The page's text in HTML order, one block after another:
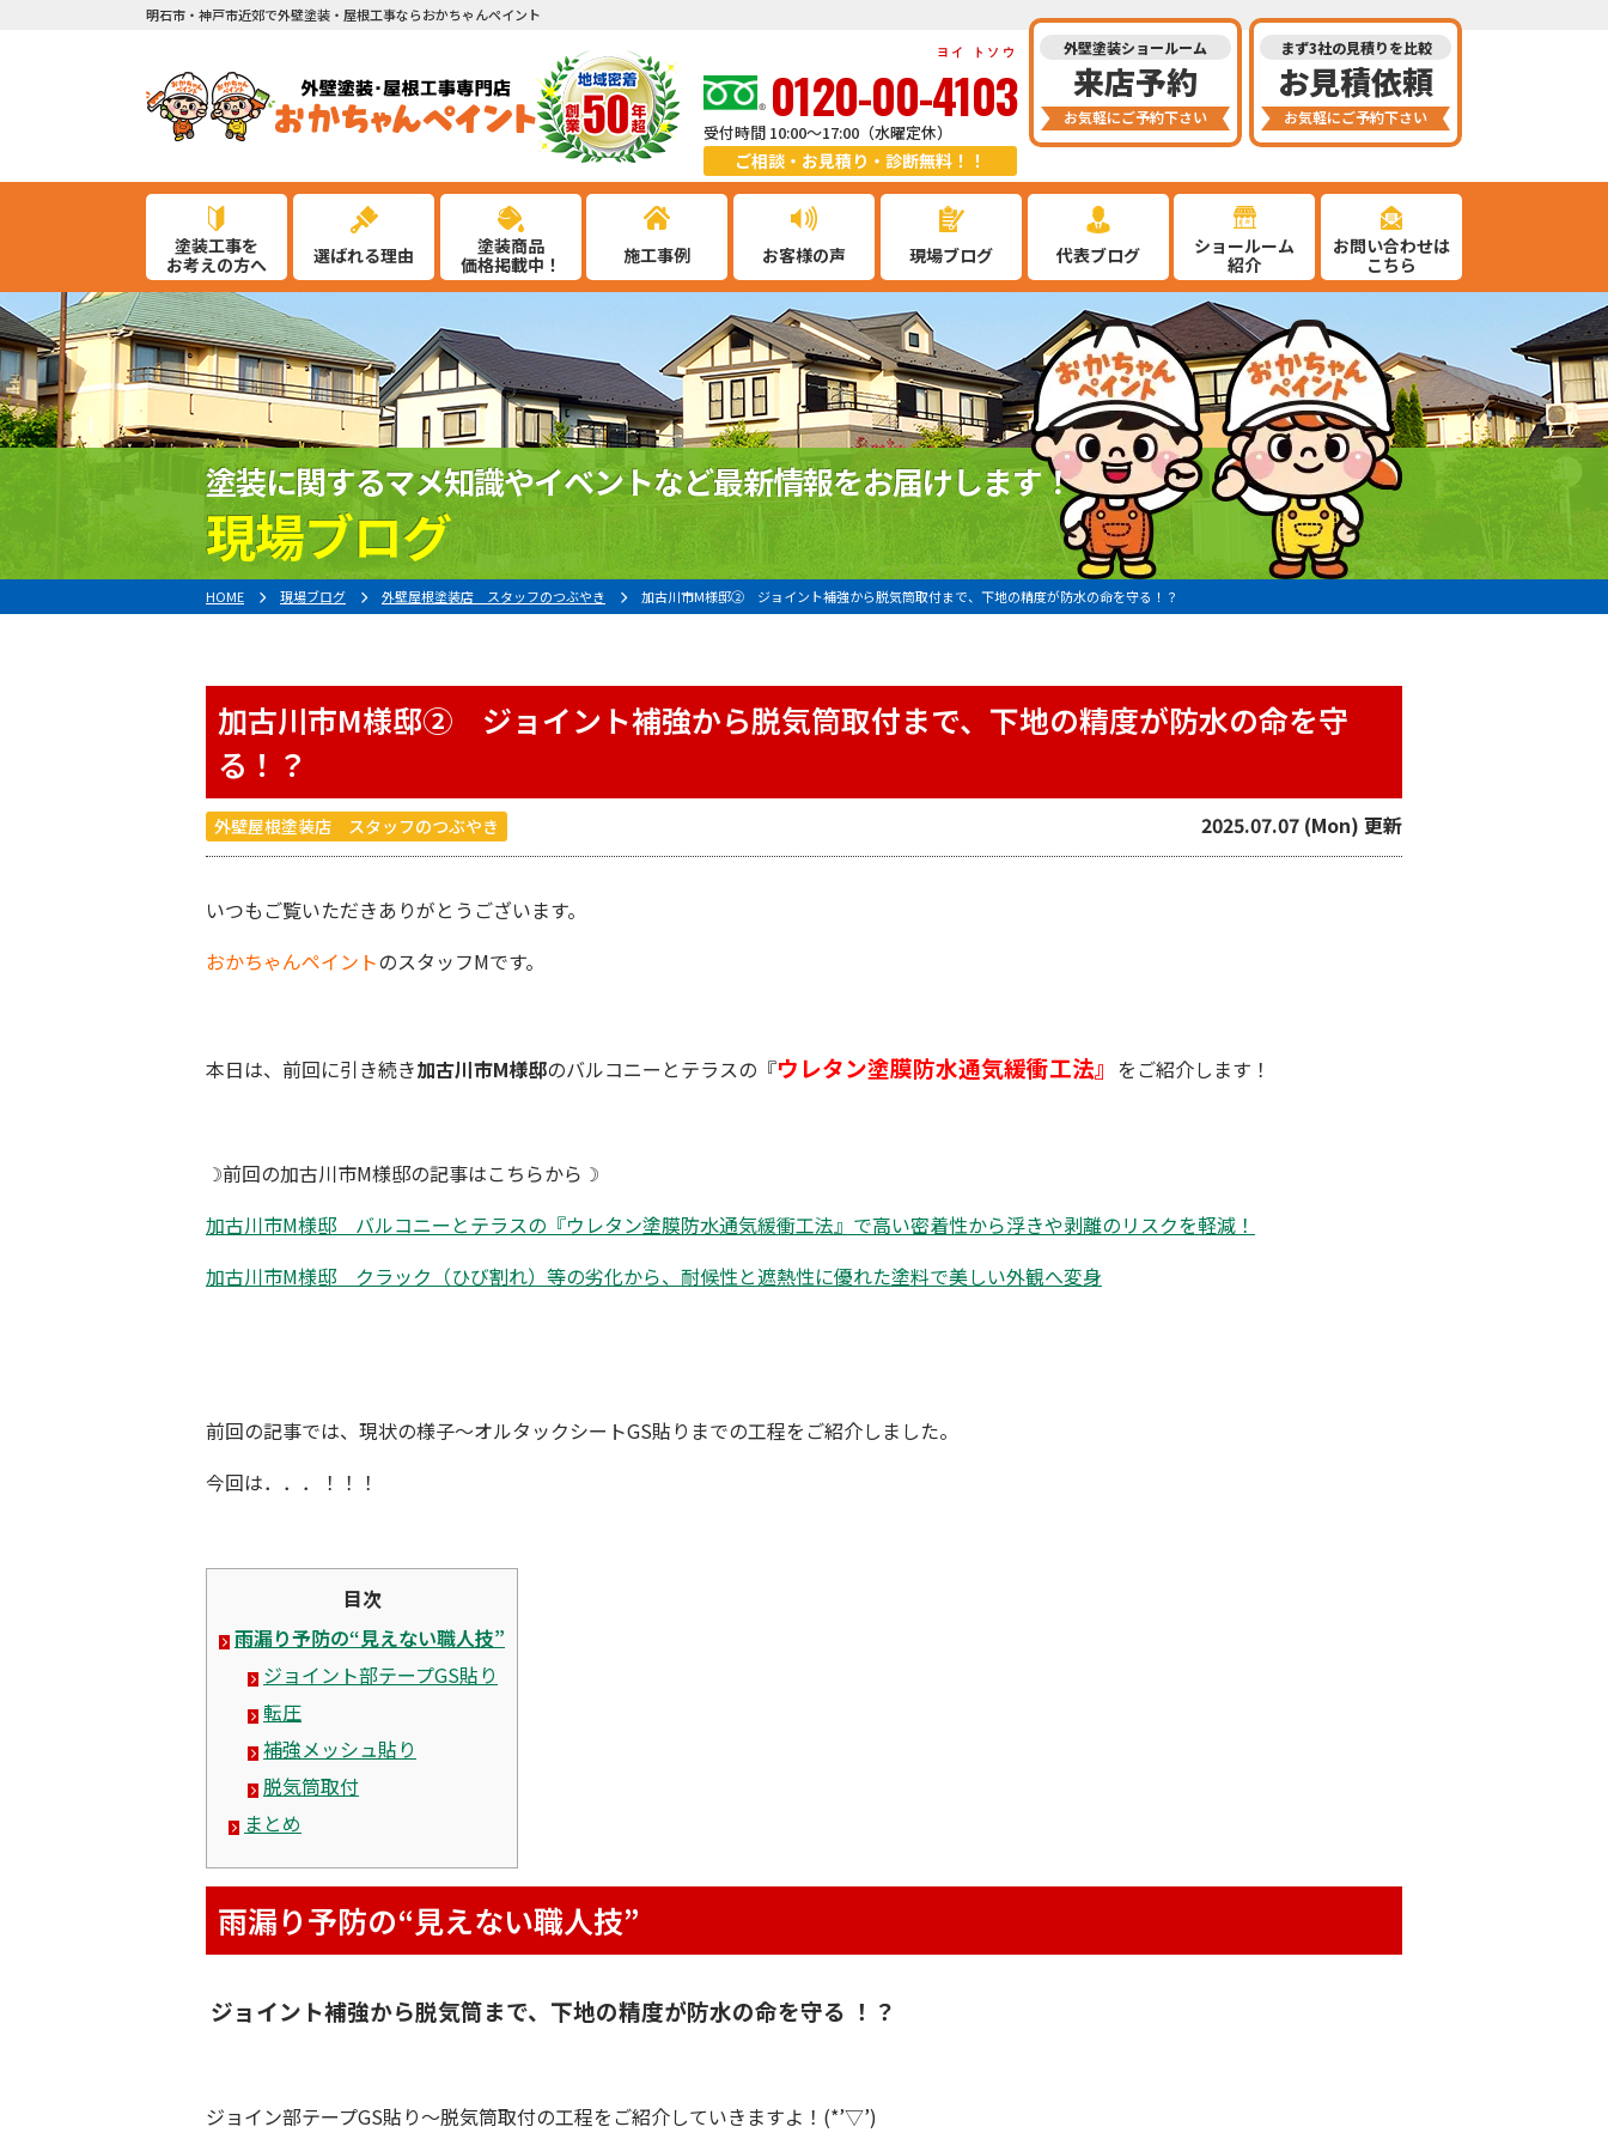
明石市・神戸市近郊で外壁塗装・屋根工事ならおかちゃんペイント
0120-00-4103
ヨイ トソウ
受付時間 10:00～17:00（水曜定休）
ご相談・お見積り・診断無料！！
外壁塗装ショールーム
来店予約
お気軽にご予約下さい
まず3社の見積りを比較
お見積依頼
お気軽にご予約下さい
塗装工事を
お考えの方へ
選ばれる理由
塗装商品
価格掲載中！
施工事例 お客様の声 現場ブログ 代表ブログ
ショールーム
紹介
お問い合わせは
こちら
塗装に関するマメ知識やイベントなど最新情報をお届けします！
現場ブログ
HOME 現場ブログ 外壁屋根塗装店 スタッフのつぶやき 加古川市M様邸② ジョイント補強から脱気筒取付まで、下地の精度が防水の命を守る！？
加古川市M様邸② ジョイント補強から脱気筒取付まで、下地の精度が防水の命を守
る！？
外壁屋根塗装店 スタッフのつぶやき 2025.07.07 (Mon) 更新
いつもご覧いただきありがとうございます。
おかちゃんペイントのスタッフMです。
本日は、前回に引き続き加古川市M様邸のバルコニーとテラスの『ウレタン塗膜防水通気緩衝工法』 をご紹介します！
☽前回の加古川市M様邸の記事はこちらから☽
加古川市M様邸 バルコニーとテラスの『ウレタン塗膜防水通気緩衝工法』で高い密着性から浮きや剥離のリスクを軽減！
加古川市M様邸 クラック（ひび割れ）等の劣化から、耐候性と遮熱性に優れた塗料で美しい外観へ変身
前回の記事では、現状の様子～オルタックシートGS貼りまでの工程をご紹介しました。
今回は．．．！！！
目次
雨漏り予防の“見えない職人技”
ジョイント部テープGS貼り
転圧
補強メッシュ貼り
脱気筒取付
まとめ
雨漏り予防の“見えない職人技”
ジョイント補強から脱気筒まで、下地の精度が防水の命を守る ！？
ジョイン部テープGS貼り～脱気筒取付の工程をご紹介していきますよ！(*’▽’)